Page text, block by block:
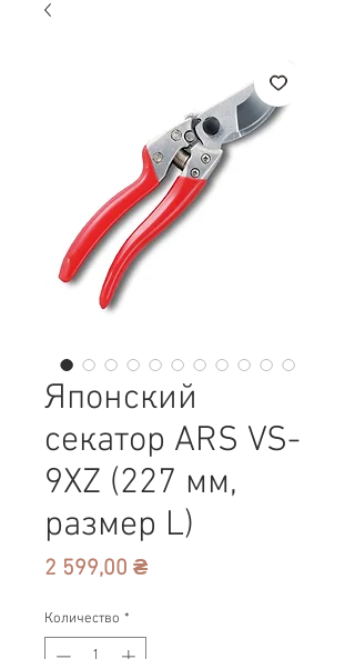
Японский
секатор ARS VS-
9XZ (227 мм,
размер L)
2 599,00 ₴Цена
Количество *